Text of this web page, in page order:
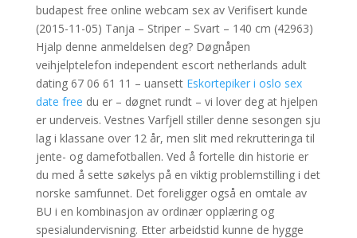
budapest free online webcam sex av Verifisert kunde
(2015-11-05) Tanja – Striper – Svart – 140 cm (42963)
Hjalp denne anmeldelsen deg? Døgnåpen
veihjelptelefon independent escort netherlands adult
dating 67 06 61 11 – uansett Eskortepiker i oslo sex
date free du er – døgnet rundt – vi lover deg at hjelpen
er underveis. Vestnes Varfjell stiller denne sesongen sju
lag i klassane over 12 år, men slit med rekrutteringa til
jente- og damefotballen. Ved å fortelle din historie er
du med å sette søkelys på en viktig problemstilling i det
norske samfunnet. Det foreligger også en omtale av
BU i en kombinasjon av ordinær opplæring og
spesialundervisning. Etter arbeidstid kunne de hygge